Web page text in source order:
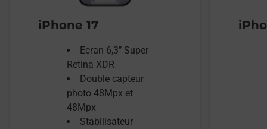
iPhone 17
Ecran 6,3’’ Super
Retina XDR
Double capteur
photo 48Mpx et
48Mpx
Stabilisateur